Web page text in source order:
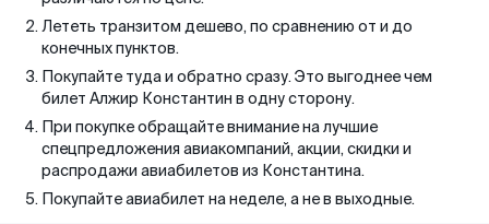
Лететь транзитом дешево, по сравнению от и до
конечных пунктов.
Покупайте туда и обратно сразу. Это выгоднее чем
билет Алжир Константин в одну сторону.
При покупке обращайте внимание на лучшие
спецпредложения авиакомпаний, акции, скидки и
распродажи авиабилетов из Константина.
Покупайте авиабилет на неделе, а не в выходные.